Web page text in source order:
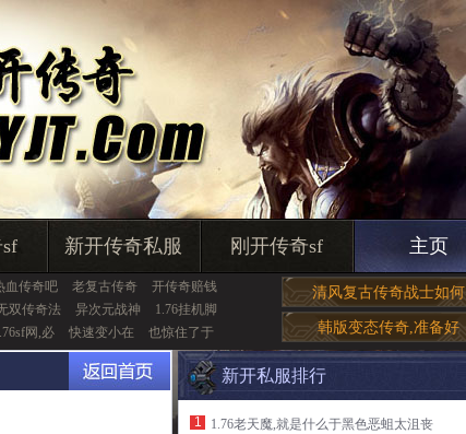
新开传奇私服 刚开传奇sf 主页
血传奇吧 老复古传奇
开传奇赔钱
双传奇法 异次元战神
1.76挂机脚
网,必 快速变小在 也惊住了于
清风复古传奇战士如何
韩版变态传奇,准备好
新开私服排行
1
1.76老天魔,就是什么于黑色恶蛆太沮丧